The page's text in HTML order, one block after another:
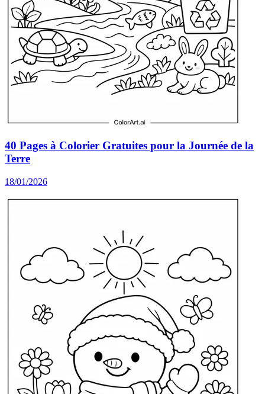
40 Pages à Colorier Gratuites pour la Journée de la
Terre
18/01/2026